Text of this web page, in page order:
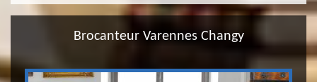
Brocanteur Varennes Changy